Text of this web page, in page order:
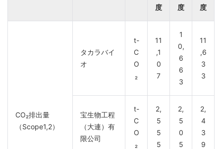
度
度
度
CO₂排出量
（Scope1,2）
タカラバイ
オ
t-
C
O
₂
11
,1
0
7
1
0,
6
6
3
11
,6
3
3
宝生物工程
（大連）有
限公司
t-
C
O
₂
2,
5
5
5
2,
5
0
5
2,
4
3
9